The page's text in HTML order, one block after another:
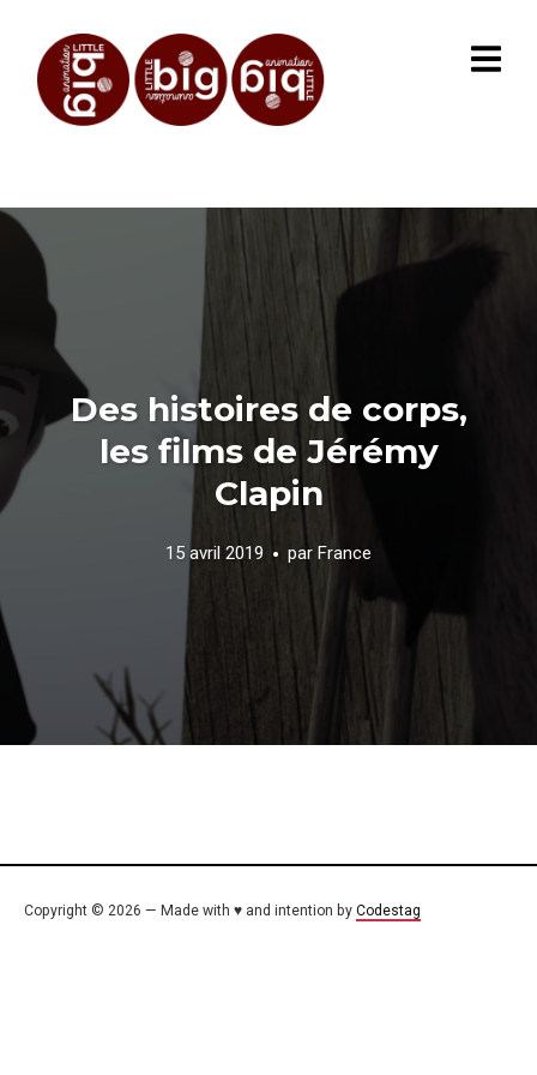
Des histoires de corps,
les films de Jérémy
Clapin
15 avril 2019 par France
Copyright © 2026 — Made with ♥ and intention by Codestag